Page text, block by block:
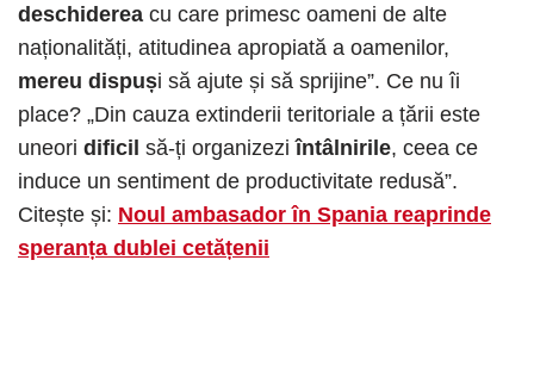
deschiderea cu care primesc oameni de alte
naționalități, atitudinea apropiată a oamenilor,
mereu dispuși să ajute și să sprijine”. Ce nu îi
place? „Din cauza extinderii teritoriale a țării este
uneori dificil să-ți organizezi întâlnirile, ceea ce
induce un sentiment de productivitate redusă”.
Citește și: Noul ambasador în Spania reaprinde
speranța dublei cetățenii